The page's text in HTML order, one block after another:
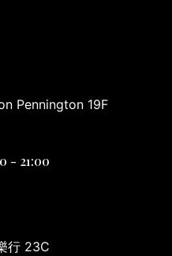
Pennington 19F
- 21:00
行 23C